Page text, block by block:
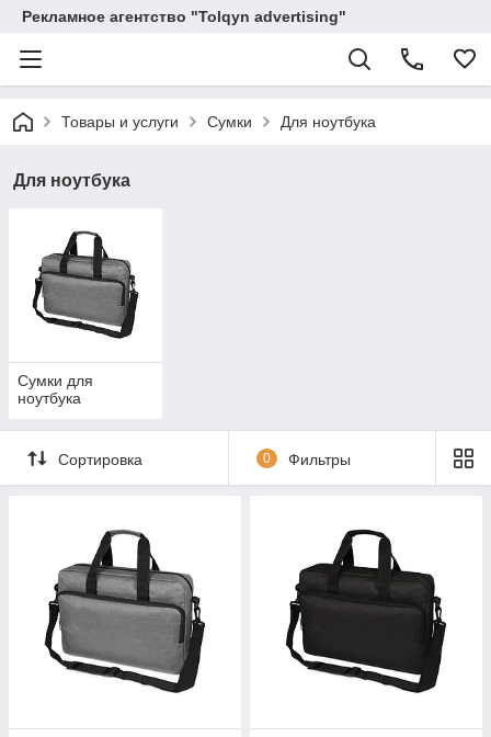
Рекламное агентство "Tolqyn advertising"
Товары и услуги Сумки Для ноутбука
Для ноутбука
Сумки для
ноутбука
Сортировка 0 Фильтры